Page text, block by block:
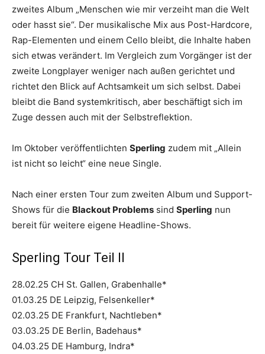
zweites Album „Menschen wie mir verzeiht man die Welt
oder hasst sie“. Der musikalische Mix aus Post-Hardcore,
Rap-Elementen und einem Cello bleibt, die Inhalte haben
sich etwas verändert. Im Vergleich zum Vorgänger ist der
zweite Longplayer weniger nach außen gerichtet und
richtet den Blick auf Achtsamkeit um sich selbst. Dabei
bleibt die Band systemkritisch, aber beschäftigt sich im
Zuge dessen auch mit der Selbstreflektion.
Im Oktober veröffentlichten Sperling zudem mit „Allein
ist nicht so leicht“ eine neue Single.
Nach einer ersten Tour zum zweiten Album und Support-
Shows für die Blackout Problems sind Sperling nun
bereit für weitere eigene Headline-Shows.
Sperling Tour Teil II
28.02.25 CH St. Gallen, Grabenhalle*
01.03.25 DE Leipzig, Felsenkeller*
02.03.25 DE Frankfurt, Nachtleben*
03.03.25 DE Berlin, Badehaus*
04.03.25 DE Hamburg, Indra*